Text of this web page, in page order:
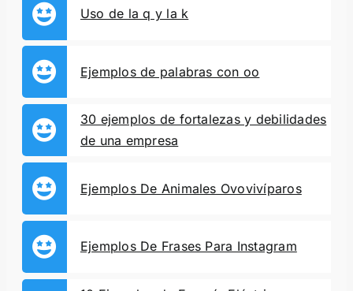
Uso de la q y la k
Ejemplos de palabras con oo
30 ejemplos de fortalezas y debilidades
de una empresa
Ejemplos De Animales Ovovivíparos
Ejemplos De Frases Para Instagram